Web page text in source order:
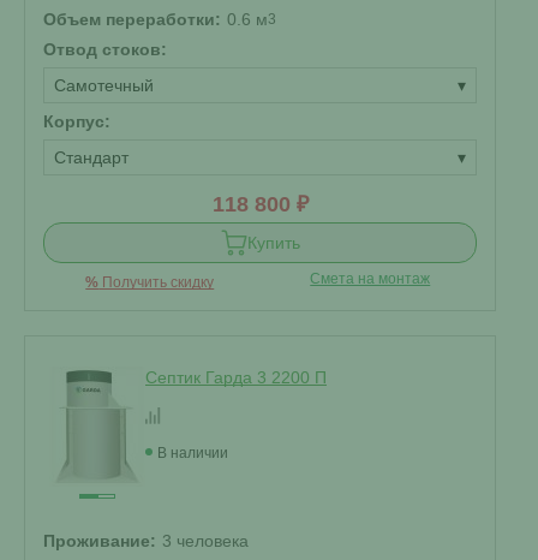
Объем переработки: 0.6 м3
Отвод стоков:
Самотечный
▾
Корпус:
Стандарт
▾
118 800 ₽
Купить
% Получить скидку Смета на монтаж
Септик Гарда 3 2200 П
В наличии
Проживание: 3 человека